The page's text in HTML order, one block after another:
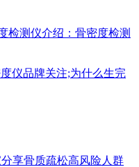
检测仪介绍：骨密度检测
仪品牌关注;为什么生完
享骨质疏松高风险人群